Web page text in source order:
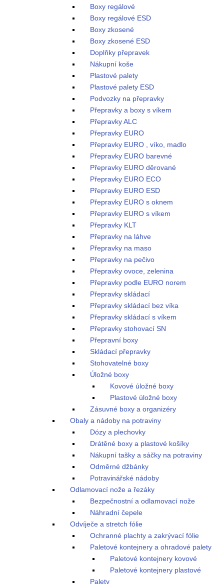
Boxy regálové
Boxy regálové ESD
Boxy zkosené
Boxy zkosené ESD
Doplňky přepravek
Nákupní koše
Plastové palety
Plastové palety ESD
Podvozky na přepravky
Přepravky a boxy s víkem
Přepravky ALC
Přepravky EURO
Přepravky EURO , víko, madlo
Přepravky EURO barevné
Přepravky EURO děrované
Přepravky EURO ECO
Přepravky EURO ESD
Přepravky EURO s oknem
Přepravky EURO s víkem
Přepravky KLT
Přepravky na láhve
Přepravky na maso
Přepravky na pečivo
Přepravky ovoce, zelenina
Přepravky podle EURO norem
Přepravky skládací
Přepravky skládací bez víka
Přepravky skládací s víkem
Přepravky stohovací SN
Přepravní boxy
Skládací přepravky
Stohovatelné boxy
Úložné boxy
Kovové úložné boxy
Plastové úložné boxy
Zásuvné boxy a organizéry
Obaly a nádoby na potraviny
Dózy a plechovky
Drátěné boxy a plastové košíky
Nákupní tašky a sáčky na potraviny
Odměrné džbánky
Potravinářské nádoby
Odlamovací nože a řezáky
Bezpečnostní a odlamovací nože
Náhradní čepele
Odvíječe a stretch fólie
Ochranné plachty a zakrývací fólie
Paletové kontejnery a ohradové palety
Paletové kontejnery kovové
Paletové kontejnery plastové
Palety